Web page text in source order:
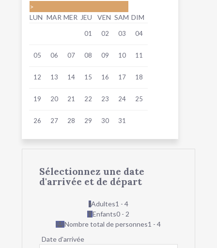
>
LUN MAR MER JEU VEN SAM DIM
01 02 03 04
05 06 07 08 09 10 11
12 13 14 15 16 17 18
19 20 21 22 23 24 25
26 27 28 29 30 31
Sélectionnez une date
d'arrivée et de départ
Adultes1 - 4
Enfants0 - 2
Nombre total de personnes1 - 4
Date d'arrivée